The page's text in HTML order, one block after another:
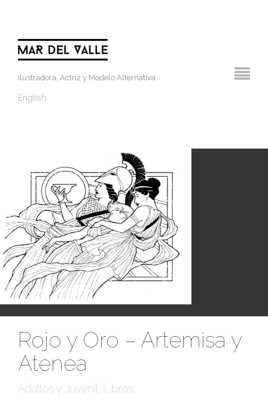
Ilustradora, Actriz y Modelo Alternativa
English
Rojo y Oro – Artemisa y
Atenea
Adultos y Juvenil Libros